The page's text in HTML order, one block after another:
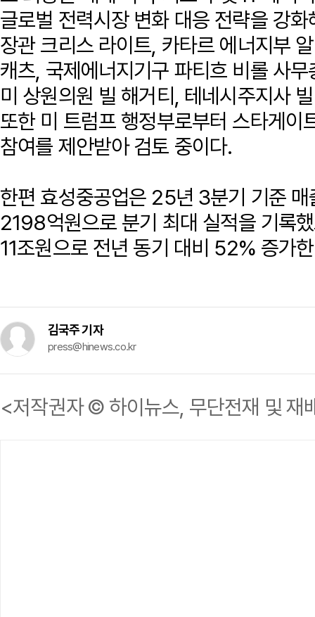
글로벌 전력시장 변화 대응 전략을 강
장관 크리스 라이트, 카타르 에너지부
캐츠, 국제에너지기구 파티흐 비롤 사
미 상원의원 빌 해거티, 테네시주지사
또한 미 트럼프 행정부로부터 스타게이
참여를 제안받아 검토 중이다.
한편 효성중공업은 25년 3분기 기준
2198억원으로 분기 최대 실적을 기록
11조원으로 전년 동기 대비 52% 증가
김국주 기자
press@hinews.co.kr
<저작권자 © 하이뉴스, 무단전재 및 재